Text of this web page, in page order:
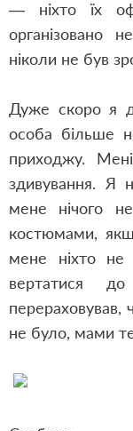
— ніхто їх
організовано
ніколи не був
Дуже скоро я
особа більше
приходжу.
здивування. Я
мене нічого
костюмами,
мене ніхто не
вертатися
перераховував,
не було, мами